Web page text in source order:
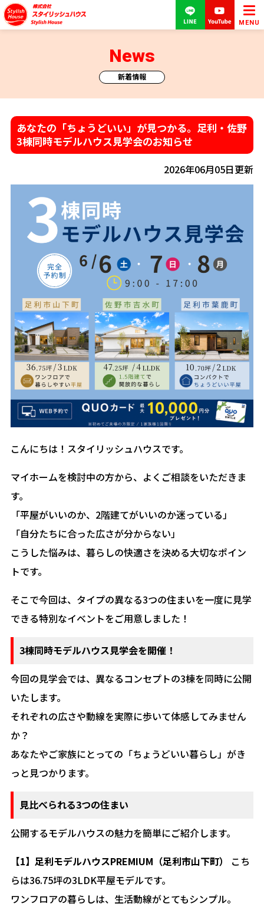
MENU
新着情報
News
あなたの「ちょうどいい」が見つかる。足利・佐野
3棟同時モデルハウス見学会のお知らせ
2026年06月05日更新
こんにちは！スタイリッシュハウスです。
マイホームを検討中の方から、よくご相談をいただきま
す。
「平屋がいいのか、2階建てがいいのか迷っている」
「自分たちに合った広さが分からない」
こうした悩みは、暮らしの快適さを決める大切なポイン
トです。
そこで今回は、タイプの異なる3つの住まいを一度に見学
できる特別なイベントをご用意しました！
3棟同時モデルハウス見学会を開催！
今回の見学会では、異なるコンセプトの3棟を同時に公開
いたします。
それぞれの広さや動線を実際に歩いて体感してみません
か？
あなたやご家族にとっての「ちょうどいい暮らし」がき
っと見つかります。
見比べられる3つの住まい
公開するモデルハウスの魅力を簡単にご紹介します。
【1】足利モデルハウスPREMIUM（足利市山下町）
こち
らは36.75坪の3LDK平屋モデルです。
ワンフロアの暮らしは、生活動線がとてもシンプル。